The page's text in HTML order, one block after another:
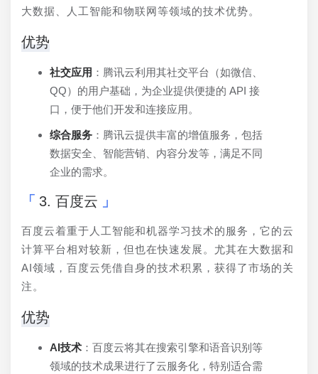
大数据、人工智能和物联网等领域的技术优势。
优势
社交应用 ：腾讯云利用其社交平台（如微信、
QQ）的用户基础，为企业提供便捷的 API 接
口，便于他们开发和连接应用。
综合服务 ：腾讯云提供丰富的增值服务，包括
数据安全、智能营销、内容分发等，满足不同
企业的需求。
3. 百度云
百度云着重于人工智能和机器学习技术的服务，它的云
计算平台相对较新，但也在快速发展。尤其在大数据和
AI领域，百度云凭借自身的技术积累，获得了市场的关
注。
优势
AI技术 ：百度云将其在搜索引擎和语音识别等
领域的技术成果进行了云服务化，特别适合需